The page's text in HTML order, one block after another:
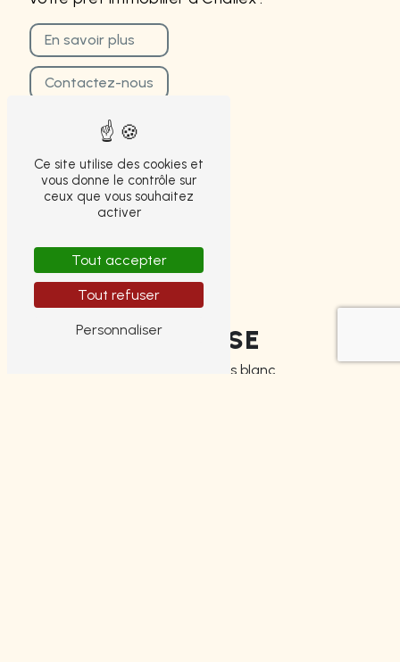
En savoir plus
Contactez-nous
ADRESSE
4 Boulevard Louis blanc
Ce site utilise des cookies et
vous donne le contrôle sur
ceux que vous souhaitez
activer
Tout accepter
Tout refuser
Personnaliser